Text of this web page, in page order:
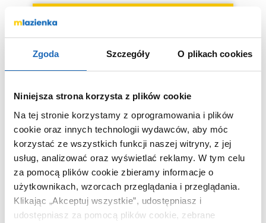
Zgoda Szczegóły O plikach cookies
Niniejsza strona korzysta z plików cookie
Na tej stronie korzystamy z oprogramowania i plików
cookie oraz innych technologii wydawców, aby móc
korzystać ze wszystkich funkcji naszej witryny, z jej
usług, analizować oraz wyświetlać reklamy. W tym celu
za pomocą plików cookie zbieramy informacje o
użytkownikach, wzorcach przeglądania i przeglądania.
Klikając „Akceptuj wszystkie”, udostępniasz i
udostępniasz za pomocą plików cookie, zebrane
Wybierz wariant:
Moc(W) 500
Chcesz zamówić telefonicznie?
OPIS PRODUKTU